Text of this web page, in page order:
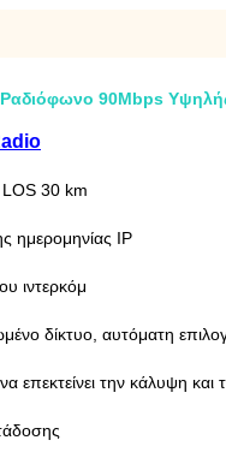
90Mbps
30 km
ημερομηνίας IP
ιντερκόμ
δίκτυο, αυτόματη
επεκτείνει την κάλυψη